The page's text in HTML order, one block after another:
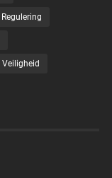
Regulering
Veiligheid